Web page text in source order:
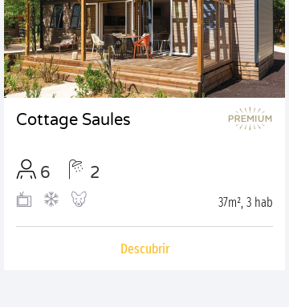
Cottage Saules
6 2
37m², 3 hab
Descubrir